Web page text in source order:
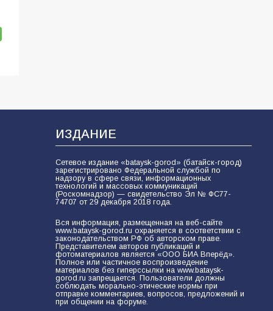
ИЗДАНИЕ
Сетевое издание «bataysk-gorod» (батайск-город)
зарегистрировано Федеральной службой по
надзору в сфере связи, информационных
технологий и массовых коммуникаций
(Роскомнадзор) — свидетельство Эл № ФС77-
74707 от 29 декабря 2018 года.
Вся информация, размещенная на веб-сайте
www.bataysk-gorod.ru охраняется в соответствии с
законодательством РФ об авторском праве.
Представителем авторов публикаций и
фотоматериалов является «ООО БИА Вперёд».
Полное или частичное воспроизведение
материалов без гиперссылки на www.bataysk-
gorod.ru запрещается. Пользователи должны
соблюдать морально-этические нормы при
отправке комментариев, вопросов, предложений и
при общении на форуме.